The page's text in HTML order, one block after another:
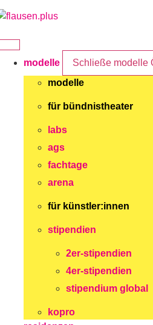
Zum
modelle
Schließe modelle
modelle
für bündnistheater
labs
ags
fachtage
arena
für künstler:innen
stipendien
2er-stipendien
4er-stipendien
stipendium global
kopro